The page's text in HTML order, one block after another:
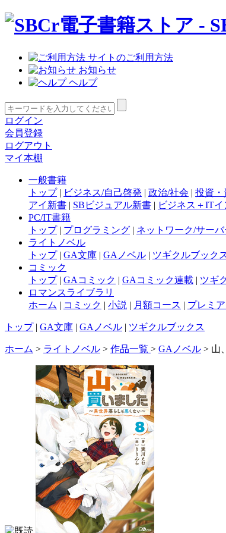
サイトのご利用方法
お知らせ
ヘルプ
ログイン
会員登録
ログアウト
マイ本棚
一般書籍
トップ| ビジネス/自己啓発 | 政治/社会 | 投資・
アイ新書 | SBビジュアル新書 | ビジネス＋ITイ
PC/IT書籍
トップ| プログラミング | ネットワーク/サーバ
ライトノベル
トップ| GA文庫 | GAノベル | ツギクルブック
コミック
トップ| GAコミック | GAコミック連載 | ツギ
ロマンスライブラリ
ホーム | コミック | 小説 | 月額コース | プレミ
トップ| GA文庫 | GAノベル | ツギクルブックス
ホーム > ライトノベル > 作品一覧 > GAノベル > 山